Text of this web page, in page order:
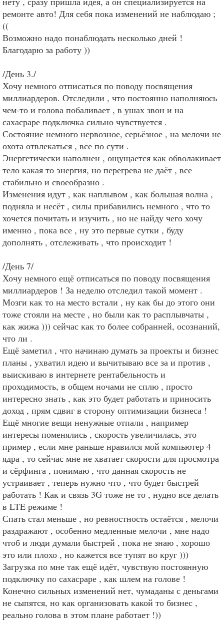
ремонте авто! Для себя пока изменений не наблюдаю ;
((
Возможно надо понаблюдать несколько дней !
Благодарю за работу ))
/День 3./
Хочу немного отписаться по поводу посвящения
миллиардеров. Отследили , что постоянно наполняюсь
чем-то и голова побаливает , в ушах звон и на
сахасраре подключка сильно чувствуется .
Состояние немного нервозное, серьёзное , на мелочи не
охота отвлекаться , все по сути .
Энергетически наполнен , ощущается как обволакивает
тело какая то энергия, но перегрева не даёт , все
стабильно и своеобразно .
Изменения идут , как наплывом , как большая волна ,
подняла и несёт , силы прибавились немного , что то
хочется почитать и изучить , но не найду чего хочу
именно , пока все , ну это первые сутки , буду
дополнять , отслеживать , что происходит !
/День 7/
Хочу немного ещё отписаться по поводу посвящения
миллиардеров ! За неделю отследил такой момент .
Мозги как то на место встали , ну как бы до этого они
тоже стояли на месте , но были как то расплывчаты ,
как жижа ))) сейчас как то более собранней, осознаний,
что ли .
Ещё заметил , что начинаю думать за проекты и бизнес
планы , ухватил идею и вычитываю все за и против ,
выискиваю в интернете рентабельность и
проходимость, в общем ночами не сплю , просто
интересно знать , как это будет работать и приносить
доход , прям сдвиг в сторону оптимизации бизнеса !
Ещё многие вещи ненужные отпали , например
интересы поменялись , скорость увеличилась, это
пример , если мне раньше нравился мой компьютер 4
ядра , то сейчас мне не хватает скорости для просмотра
и сёрфинга , понимаю , что данная скорость не
устраивает , теперь нужно что , что будет быстрей
работать ! Как и связь 3G тоже не то , нудно все делать
в LTE режиме !
Спать стал меньше , но ревностность остаётся , мелочи
раздражают , особенно медленные мелочи , мне надо
чтоб и люди думали быстрей , пока не знаю , хорошо
это или плохо , но кажется все тупят во круг )))
Загрузка по мне так ещё идёт, чувствую постоянную
подключку по сахасраре , как шлем на голове !
Конечно сильных изменений нет, чумаданы с деньгами
не сыпятся, но как организовать какой то бизнес ,
реально голова в этом плане работает !))